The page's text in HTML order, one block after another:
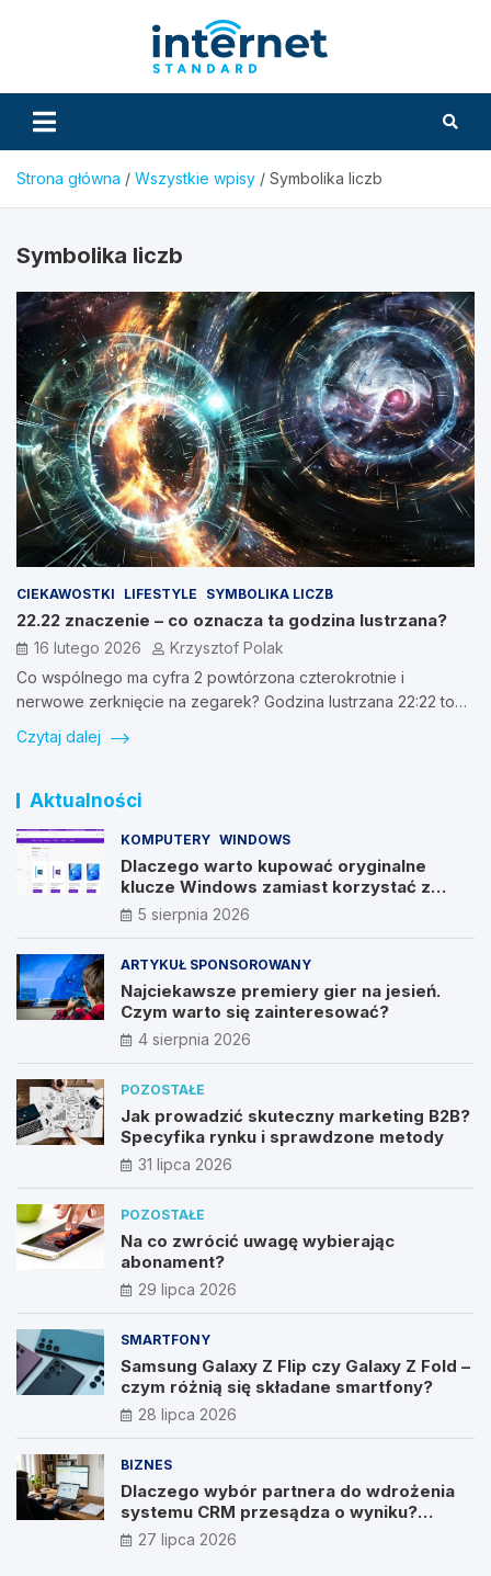
Strona główna Wszystkie wpisy Symbolika liczb
Symbolika liczb
CIEKAWOSTKI LIFESTYLE SYMBOLIKA LICZB
22.22 znaczenie – co oznacza ta godzina lustrzana?
16 lutego 2026
Krzysztof Polak
Co wspólnego ma cyfra 2 powtórzona czterokrotnie i
nerwowe zerknięcie na zegarek? Godzina lustrzana 22:22 to…
Czytaj dalej
Aktualności
KOMPUTERY WINDOWS
Dlaczego warto kupować oryginalne
klucze Windows zamiast korzystać z
nieautoryzowanych źródeł?
5 sierpnia 2026
ARTYKUŁ SPONSOROWANY
Najciekawsze premiery gier na jesień.
Czym warto się zainteresować?
4 sierpnia 2026
POZOSTAŁE
Jak prowadzić skuteczny marketing B2B?
Specyfika rynku i sprawdzone metody
31 lipca 2026
POZOSTAŁE
Na co zwrócić uwagę wybierając
abonament?
29 lipca 2026
SMARTFONY
Samsung Galaxy Z Flip czy Galaxy Z Fold –
czym różnią się składane smartfony?
28 lipca 2026
BIZNES
Dlaczego wybór partnera do wdrożenia
systemu CRM przesądza o wyniku?
Wywiad z Pawłem Prymakowskim, CEO IT
Vision
27 lipca 2026